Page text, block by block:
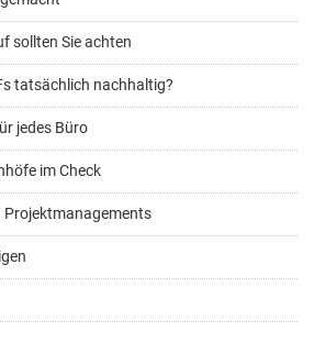
sollten Sie achten
tatsächlich nachhaltig?
jedes Büro
im Check
Projektmanagements